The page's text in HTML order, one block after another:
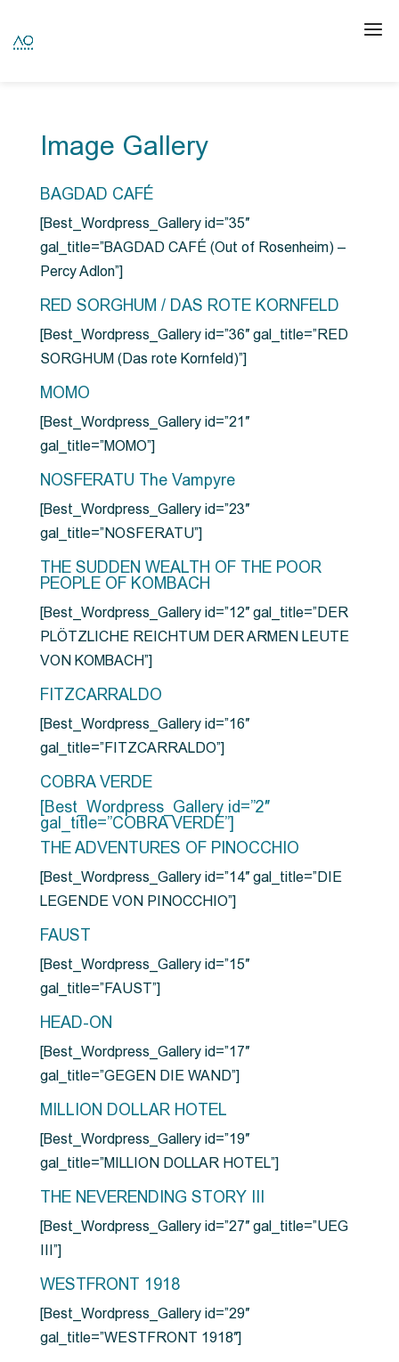
Image Gallery
BAGDAD CAFÉ
[Best_Wordpress_Gallery id=”35″
gal_title=”BAGDAD CAFÉ (Out of Rosenheim) –
Percy Adlon”]
RED SORGHUM / DAS ROTE KORNFELD
[Best_Wordpress_Gallery id=”36″ gal_title=”RED
SORGHUM (Das rote Kornfeld)”]
MOMO
[Best_Wordpress_Gallery id=”21″
gal_title=”MOMO”]
NOSFERATU The Vampyre
[Best_Wordpress_Gallery id=”23″
gal_title=”NOSFERATU”]
THE SUDDEN WEALTH OF THE POOR
PEOPLE OF KOMBACH
[Best_Wordpress_Gallery id=”12″ gal_title=”DER
PLÖTZLICHE REICHTUM DER ARMEN LEUTE
VON KOMBACH”]
FITZCARRALDO
[Best_Wordpress_Gallery id=”16″
gal_title=”FITZCARRALDO”]
COBRA VERDE
[Best_Wordpress_Gallery id=”2″
gal_title=”COBRA VERDE”]
THE ADVENTURES OF PINOCCHIO
[Best_Wordpress_Gallery id=”14″ gal_title=”DIE
LEGENDE VON PINOCCHIO”]
FAUST
[Best_Wordpress_Gallery id=”15″
gal_title=”FAUST”]
HEAD-ON
[Best_Wordpress_Gallery id=”17″
gal_title=”GEGEN DIE WAND”]
MILLION DOLLAR HOTEL
[Best_Wordpress_Gallery id=”19″
gal_title=”MILLION DOLLAR HOTEL”]
THE NEVERENDING STORY III
[Best_Wordpress_Gallery id=”27″ gal_title=”UEG
III”]
WESTFRONT 1918
[Best_Wordpress_Gallery id=”29″
gal_title=”WESTFRONT 1918″]